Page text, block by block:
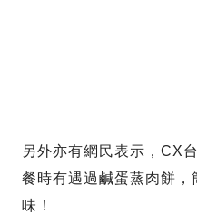
另外亦有網民表示，CX
餐時有遇過鹹蛋蒸肉餅
味！